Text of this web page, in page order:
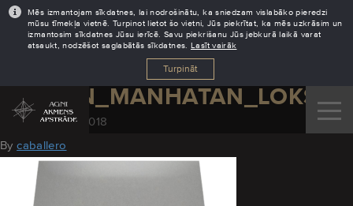
Mēs izmantojam sīkdatnes, lai nodrošinātu, ka sniedzam vislabāko pieredzi
mūsu tīmekļa vietnē. Turpinot lietot šo vietni, Jūs piekrītat, ka mēs uzkrāsim un
izmantosim sīkdatnes Jūsu ierīcē. Savu piekrišanu Jūs jebkurā laikā varat
atsaukt, nodzēšot saglabātās sīkdatnes. Lasīt vairāk
Turpināt
DEKTON_MANHATAN_LOKSNE
November 28, 2018
Bycaballero